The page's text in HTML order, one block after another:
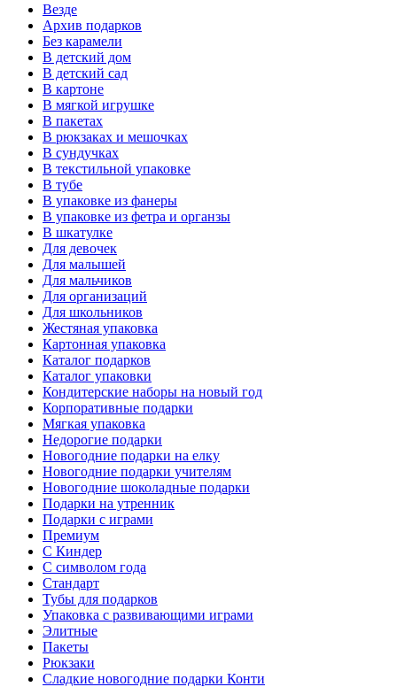
Везде
Архив подарков
Без карамели
В детский дом
В детский сад
В картоне
В мягкой игрушке
В пакетах
В рюкзаках и мешочках
В сундучках
В текстильной упаковке
В тубе
В упаковке из фанеры
В упаковке из фетра и органзы
В шкатулке
Для девочек
Для малышей
Для мальчиков
Для организаций
Для школьников
Жестяная упаковка
Картонная упаковка
Каталог подарков
Каталог упаковки
Кондитерские наборы на новый год
Корпоративные подарки
Мягкая упаковка
Недорогие подарки
Новогодние подарки на елку
Новогодние подарки учителям
Новогодние шоколадные подарки
Подарки на утренник
Подарки с играми
Премиум
С Киндер
С символом года
Стандарт
Тубы для подарков
Упаковка с развивающими играми
Элитные
Пакеты
Рюкзаки
Сладкие новогодние подарки Конти